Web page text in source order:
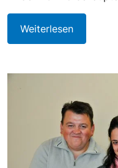
Weiterlesen